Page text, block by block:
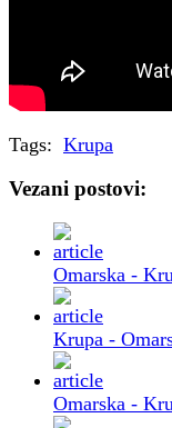
Tags: Krupa
Vezani postovi:
Omarska -
Krupa -
Omarska -